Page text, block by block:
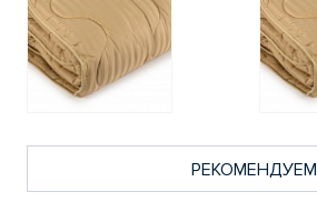
РЕКОМЕНДУЕМ